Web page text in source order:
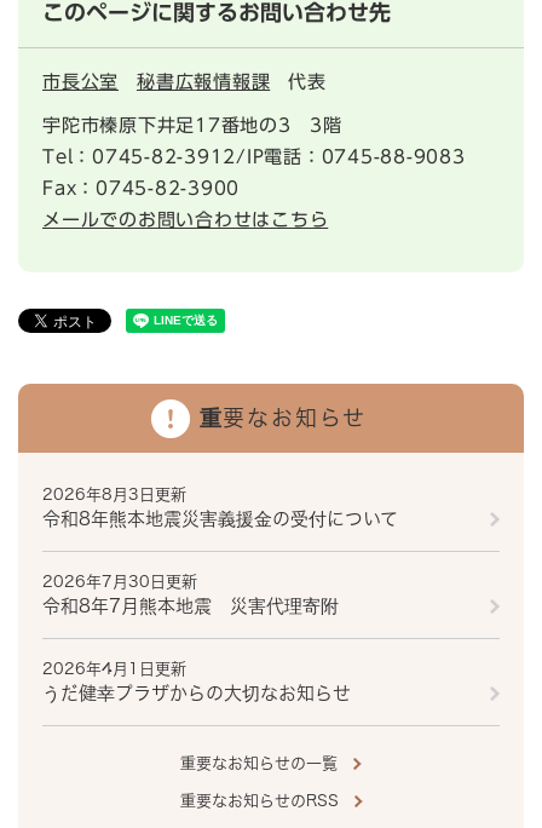
このページに関するお問い合わせ先
市長公室 秘書広報情報課 代表
宇陀市榛原下井足17番地の3 3階
Tel：0745-82-3912/IP電話：0745-88-9083
Fax：0745-82-3900
メールでのお問い合わせはこちら
重要なお知らせ
2026年8月3日更新
令和8年熊本地震災害義援金の受付について
2026年7月30日更新
令和8年7月熊本地震 災害代理寄附
2026年4月1日更新
うだ健幸プラザからの大切なお知らせ
重要なお知らせの一覧
重要なお知らせのRSS